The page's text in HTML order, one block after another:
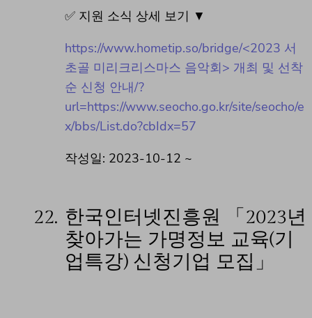
✅ 지원 소식 상세 보기 ▼
https://www.hometip.so/bridge/<2023 서
초골 미리크리스마스 음악회> 개최 및 선착
순 신청 안내/?
url=https://www.seocho.go.kr/site/seocho/e
x/bbs/List.do?cbIdx=57
작성일: 2023-10-12 ~
22. 한국인터넷진흥원 「2023년
찾아가는 가명정보 교육(기
업특강) 신청기업 모집」